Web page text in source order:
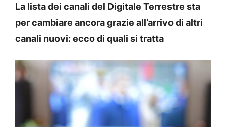
La lista dei canali del Digitale Terrestre sta
per cambiare ancora grazie all’arrivo di altri
canali nuovi: ecco di quali si tratta